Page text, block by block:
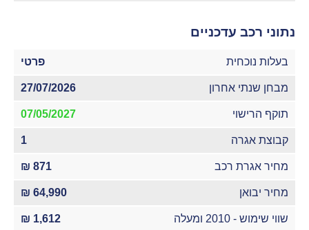
נתוני רכב עדכניים
בעלות נוכחית פרטי
מבחן שנתי אחרון 27/07/2026
תוקף הרישוי 07/05/2027
קבוצת אגרה 1
מחיר אגרת רכב 871 ₪
מחיר יבואן 64,990 ₪
שווי שימוש - 2010 ומעלה 1,612 ₪